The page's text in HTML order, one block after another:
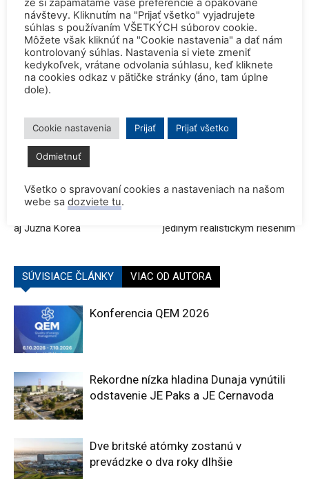
rovnakým dielom k zvyšku.
ZDROJ
Nucnet
TAGY
ITER kryostat tokamak
O verejné obstarávanie v
Dukovanoch sa bude uchádzať
aj Južná Kórea
jediným realistickým riešením
SÚVISIACE ČLÁNKY VIAC OD AUTORA
Konferencia QEM 2026
Rekordne nízka hladina Dunaja vynútili
odstavenie JE Paks a JE Cernavoda
Dve britské atómky zostanú v
prevádzke o dva roky dlhšie
že si zapamätáme vaše preferencie a opakované
návštevy. Kliknutím na "Prijať všetko" vyjadrujete
súhlas s používaním VŠETKÝCH súborov cookie.
Môžete však kliknúť na "Cookie nastavenia" a dať nám
kontrolovaný súhlas. Nastavenia si viete zmeniť
kedykoľvek, vrátane odvolania súhlasu, keď kliknete
na cookies odkaz v pätičke stránky (áno, tam úplne
dole).
Cookie nastavenia Prijať Prijať všetko
Odmietnuť
Všetko o spravovaní cookies a nastaveniach na našom
webe sa dozviete tu.